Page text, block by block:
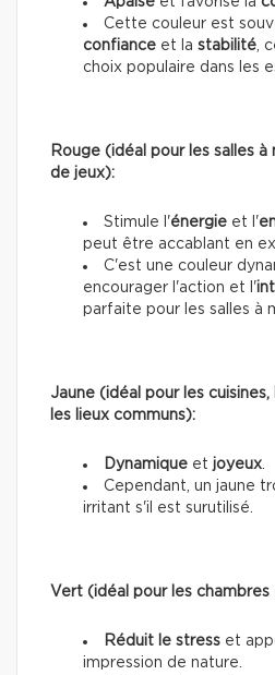
Cette couleur est
confiance et la stabilité ,
choix populaire dans les
Rouge (idéal pour les salles à
de jeux):
Stimule l'énergie et l'
peut être accablant en
C'est une couleur
encourager l'action et l'
parfaite pour les salles à
Jaune (idéal pour les
les lieux communs):
Dynamique et joyeux
Cependant, un jaune
irritant s'il est surutilisé.
Vert (idéal pour les chambres
Réduit le stress et
impression de nature.